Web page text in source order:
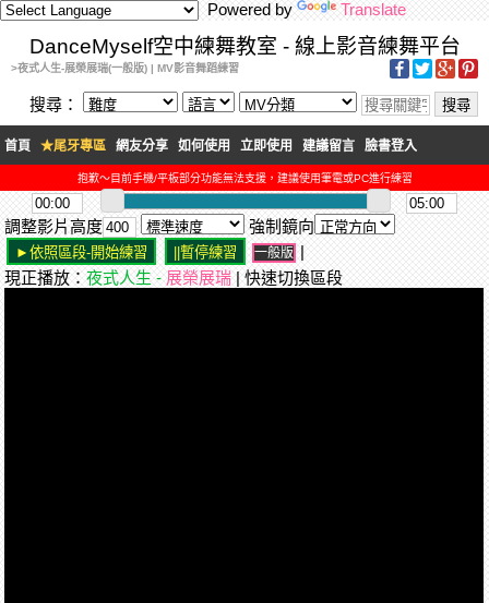
Powered by Translate
DanceMyself空中練舞教室 - 線上影音練舞平台
>夜式人生-展榮展瑞(一般版) | MV影音舞蹈練習
搜尋：
首頁 ★尾牙專區 網友分享 如何使用 立即使用 建議留言 臉書登入
抱歉～目前手機/平板部分功能無法支援，建議使用筆電或PC進行練習
調整影片高度 強制鏡向
一般版 |
現正播放：夜式人生 - 展榮展瑞 | 快速切換區段